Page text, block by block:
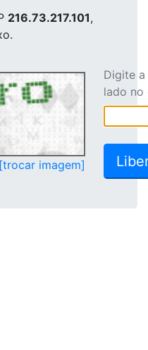
216.73.217.101,
[trocar imagem]
Digite
lado no